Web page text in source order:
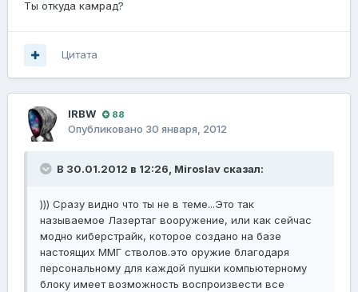
Ты откуда камрад?
Цитата
lRBW 88
Опубликовано 30 января, 2012
В 30.01.2012 в 12:26, Miroslav сказал:
))) Сразу видно что ты не в теме...Это так
называемое Лазертаг вооружение, или как сейчас
модно киберстрайк, которое создано на базе
настоящих ММГ стволов.это оружие благодаря
персональному для каждой пушки компьютерному
блоку имеет возможность воспроизвести все